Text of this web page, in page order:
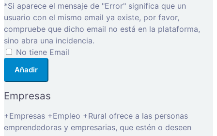
*Si aparece el mensaje de "Error" significa que un
usuario con el mismo email ya existe, por favor,
compruebe que dicho email no está en la plataforma,
sino abra una incidencia.
No tiene Email
Añadir
Empresas
+Empresas +Empleo +Rural ofrece a las personas
emprendedoras y empresarias, que estén o deseen